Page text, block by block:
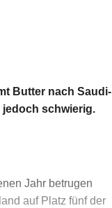
Butter nach Saudi-
schwierig.
Jahr betrugen
auf Platz fünf der